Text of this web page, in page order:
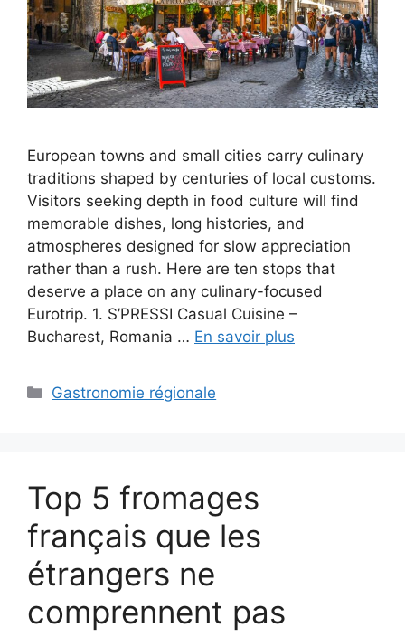
European towns and small cities carry culinary
traditions shaped by centuries of local customs.
Visitors seeking depth in food culture will find
memorable dishes, long histories, and
atmospheres designed for slow appreciation
rather than a rush. Here are ten stops that
deserve a place on any culinary-focused
Eurotrip. 1. S’PRESSI Casual Cuisine –
Bucharest, Romania … En savoir plus
Categories
Gastronomie régionale
Top 5 fromages
français que les
étrangers ne
comprennent pas